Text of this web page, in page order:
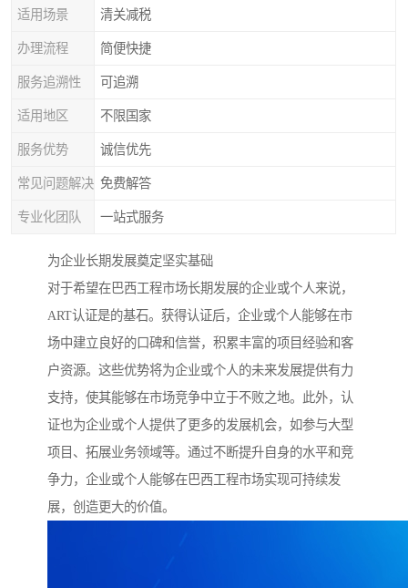
适用场景 清关减税
办理流程 简便快捷
服务追溯性 可追溯
适用地区 不限国家
服务优势 诚信优先
常见问题解决 免费解答
专业化团队 一站式服务
为企业长期发展奠定坚实基础
对于希望在巴西工程市场长期发展的企业或个人来说，
ART认证是的基石。获得认证后，企业或个人能够在市
场中建立良好的口碑和信誉，积累丰富的项目经验和客
户资源。这些优势将为企业或个人的未来发展提供有力
支持，使其能够在市场竞争中立于不败之地。此外，认
证也为企业或个人提供了更多的发展机会，如参与大型
项目、拓展业务领域等。通过不断提升自身的水平和竞
争力，企业或个人能够在巴西工程市场实现可持续发
展，创造更大的价值。